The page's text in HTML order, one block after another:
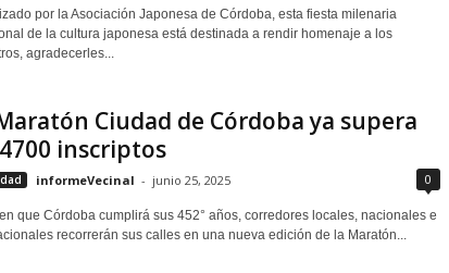
por la Asociación Japonesa de Córdoba, esta fiesta milenaria
de la cultura japonesa está destinada a rendir homenaje a los
agradecerles...
Ciudad de Córdoba ya supera
inscriptos
informeVecinal - junio 25, 2025 0
que Córdoba cumplirá sus 452° años, corredores locales, nacionales e
recorrerán sus calles en una nueva edición de la Maratón...